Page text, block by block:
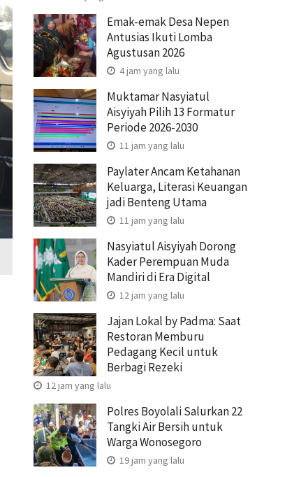
Emak-emak Desa Nepen
Antusias Ikuti Lomba
Agustusan 2026
4 jam yang lalu
Muktamar Nasyiatul
Aisyiyah Pilih 13 Formatur
Periode 2026-2030
11 jam yang lalu
Paylater Ancam Ketahanan
Keluarga, Literasi Keuangan
jadi Benteng Utama
11 jam yang lalu
Nasyiatul Aisyiyah Dorong
Kader Perempuan Muda
Mandiri di Era Digital
12 jam yang lalu
Jajan Lokal by Padma: Saat
Restoran Memburu
Pedagang Kecil untuk
Berbagi Rezeki
12 jam yang lalu
Polres Boyolali Salurkan 22
Tangki Air Bersih untuk
Warga Wonosegoro
19 jam yang lalu